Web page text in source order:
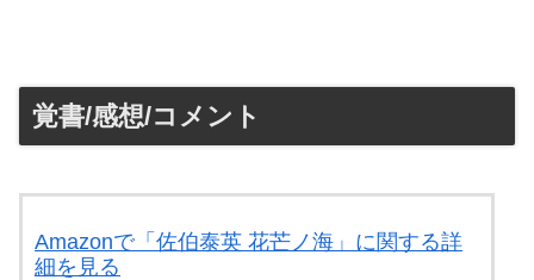
覚書/感想/コメント
Amazonで「佐伯泰英 花芒ノ海」に関する詳
細を見る